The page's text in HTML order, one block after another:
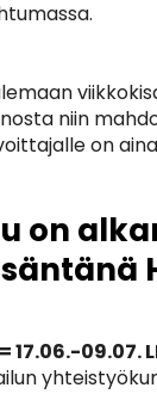
niin
on aina
on
17.06.-09.07.